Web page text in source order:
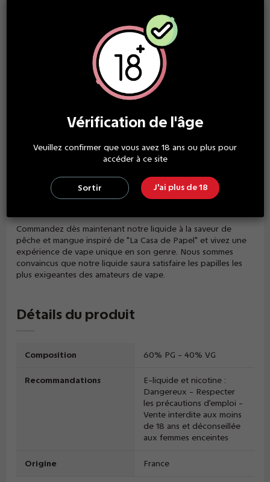
Notre liquide est disponible en plusieurs taux de nicotine
pour répondre à vos besoins spécifiques. Que vous soyez un
vapoteur débutant ou expérimenté, notre liquide de 50ml est
parfait pour une utilisation quotidienne ou pour une occasion
spéciale. Nous proposons des taux de nicotine allant de 0 à
12 mg/ml pour satisfaire tous les types de consommateurs.
Notre liquide de 50ml est livré dans un flacon pratique et
facile et sans déversement. Avec son design inspiré de la série
ajout à votre collection de liquides à vaper.
Nous mettons un point d'honneur à fabriquer nos produits
en France, dans le respect des normes de sécurité et de
qualité les plus strictes. Notre liquide de 50ml est certifié
conforme aux normes européennes en matière de produits
Commandez dès maintenant notre liquide à la saveur de
pêche et mangue inspiré de "La Casa de Papel" et vivez une
expérience de vape unique en son genre. Nous sommes
convaincus que notre liquide saura satisfaire les papilles les
plus exigeantes des amateurs de vape.
Détails du produit
Composition 60% PG - 40% VG
Recommandations
E-liquide et nicotine :
Dangereux - Respecter
les précautions d'emploi -
Vente interdite aux moins
de 18 ans et déconseillée
aux femmes enceintes
Origine France
Vérification de l'âge
Veuillez confirmer que vous avez 18 ans ou plus pour
accéder à ce site
Sortir J'ai plus de 18